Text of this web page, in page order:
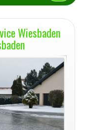
Wiesbaden